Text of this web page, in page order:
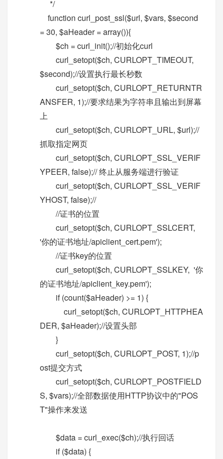
*/
function curl_post_ssl($url, $vars, $second
= 30, $aHeader = array()){
$ch = curl_init();//初始化curl
curl_setopt($ch, CURLOPT_TIMEOUT,
$second);//设置执行最长秒数
curl_setopt($ch, CURLOPT_RETURNTR
ANSFER, 1);//要求结果为字符串且输出到屏幕
上
curl_setopt($ch, CURLOPT_URL, $url);//
抓取指定网页
curl_setopt($ch, CURLOPT_SSL_VERIF
YPEER, false);// 终止从服务端进行验证
curl_setopt($ch, CURLOPT_SSL_VERIF
YHOST, false);//
//证书的位置
curl_setopt($ch, CURLOPT_SSLCERT,
'你的证书地址/apiclient_cert.pem');
//证书key的位置
curl_setopt($ch, CURLOPT_SSLKEY, '你
的证书地址/apiclient_key.pem');
if (count($aHeader) >= 1) {
curl_setopt($ch, CURLOPT_HTTPHEA
DER, $aHeader);//设置头部
}
curl_setopt($ch, CURLOPT_POST, 1);//p
ost提交方式
curl_setopt($ch, CURLOPT_POSTFIELD
S, $vars);//全部数据使用HTTP协议中的"POS
T"操作来发送
$data = curl_exec($ch);//执行回话
if ($data) {